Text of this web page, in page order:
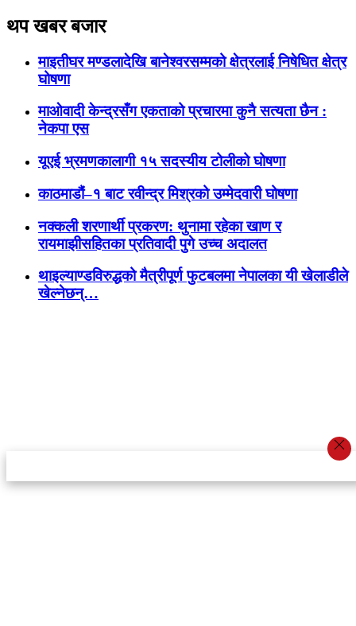
थप खबर बजार
माइतीघर मण्डलादेखि बानेश्वरसम्मको क्षेत्रलाई निषेधित क्षेत्र
घोषणा
माओवादी केन्द्रसँग एकताको प्रचारमा कुनै सत्यता छैन :
नेकपा एस
यूएई भ्रमणकालागी १५ सदस्यीय टोलीको घोषणा
काठमाडौं–१ बाट रवीन्द्र मिश्रको उम्मेदवारी घोषणा
नक्कली शरणार्थी प्रकरण: थुनामा रहेका खाण र
रायमाझीसहितका प्रतिवादी पुगे उच्च अदालत
थाइल्याण्डविरुद्धको मैत्रीपूर्ण फुटबलमा नेपालका यी खेलाडीले
खेल्नेछन्…